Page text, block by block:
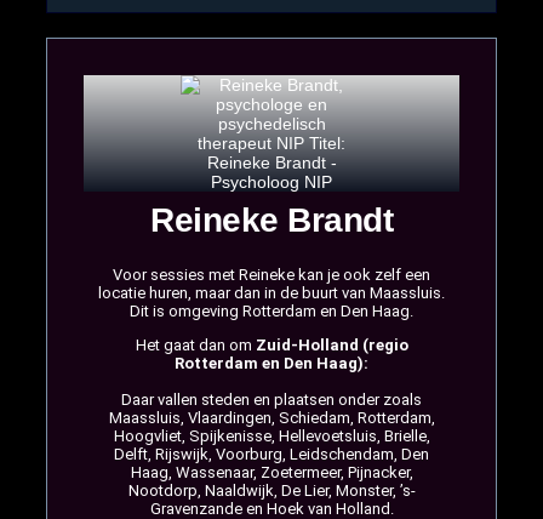
Reineke Brandt
Voor sessies met Reineke kan je ook zelf een
locatie huren, maar dan in de buurt van Maassluis.
Dit is omgeving Rotterdam en Den Haag.
Het gaat dan om Zuid-Holland (regio
Rotterdam en Den Haag):
Daar vallen steden en plaatsen onder zoals
Maassluis, Vlaardingen, Schiedam, Rotterdam,
Hoogvliet, Spijkenisse, Hellevoetsluis, Brielle,
Delft, Rijswijk, Voorburg, Leidschendam, Den
Haag, Wassenaar, Zoetermeer, Pijnacker,
Nootdorp, Naaldwijk, De Lier, Monster, ’s-
Gravenzande en Hoek van Holland.